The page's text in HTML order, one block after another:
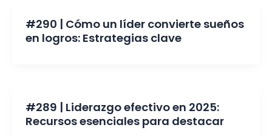
#290 | Cómo un líder convierte sueños
en logros: Estrategias clave
#289 | Liderazgo efectivo en 2025:
Recursos esenciales para destacar